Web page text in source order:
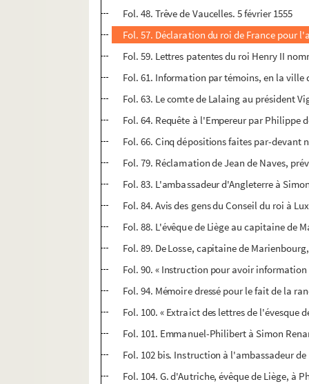
Fol. 48. Trêve de Vaucelles. 5 février 1555
Fol. 57. Déclaration du roi de France pour
Fol. 59. Lettres patentes du roi Henry II
Fol. 61. Information par témoins, en la ville
Fol. 63. Le comte de Lalaing au président
Fol. 64. Requête à l'Empereur par Philippe
Fol. 66. Cinq dépositions faites par-
Fol. 79. Réclamation de Jean de Naves,
Fol. 83. L'ambassadeur d'Angleterre à
Fol. 84. Avis des gens du Conseil du roi à
Fol. 88. L'évêque de Liège au capitaine de
Fol. 89. De Losse, capitaine de
Fol. 90. « Instruction pour avoir
Fol. 94. Mémoire dressé pour le fait de la
Fol. 100. « Extraict des lettres de l'évesque
Fol. 101. Emmanuel-Philibert à Simon
Fol. 102 bis. Instruction à l'ambassadeur
Fol. 104. G. d'Autriche, évêque de Liège, à